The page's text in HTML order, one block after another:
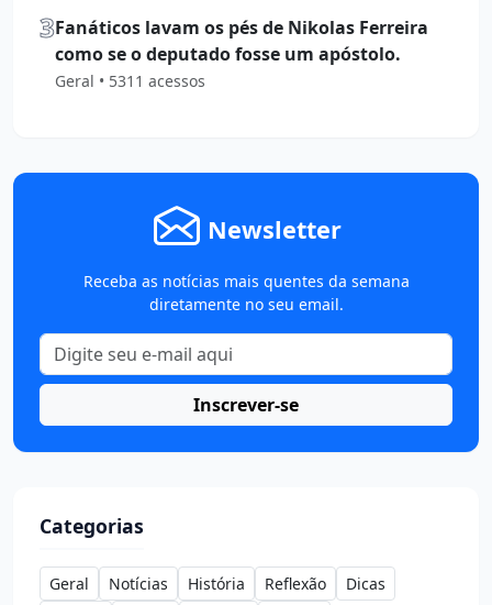
3Fanáticos lavam os pés de Nikolas Ferreira
como se o deputado fosse um apóstolo.
Geral • 5311 acessos
Newsletter
Receba as notícias mais quentes da semana
diretamente no seu email.
Inscrever-se
Categorias
Geral Notícias História Reflexão
Dicas